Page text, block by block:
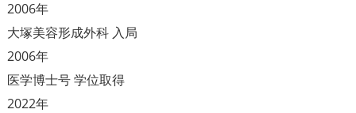
2006年
大塚美容形成外科 入局
2006年
医学博士号 学位取得
2022年